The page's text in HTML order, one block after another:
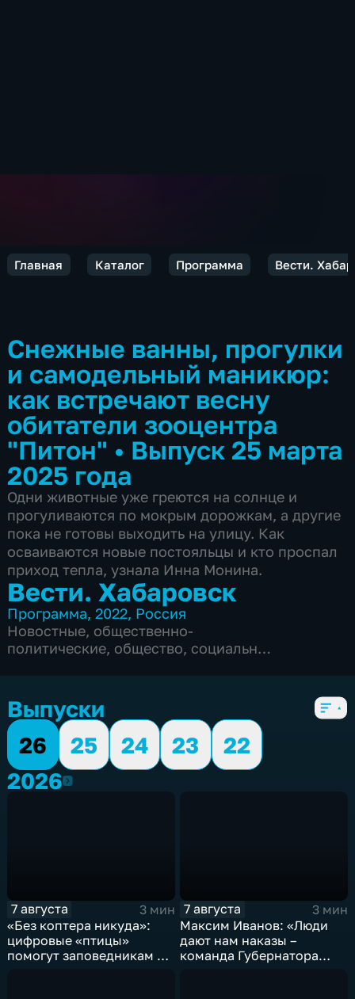
Главная Каталог Программа Вести.
Снежные ванны, прогулки
и самодельный маникюр:
как встречают весну
обитатели зооцентра
"Питон" • Выпуск 25 марта
2025 года
Одни животные уже греются на солнце и
прогуливаются по мокрым дорожкам, а другие
пока не готовы выходить на улицу. Как
осваиваются новые постояльцы и кто проспал
приход тепла, узнала Инна Монина.
Вести. Хабаровск
Программа,2022, Россия
Новостные, общественно-
политические, общество, социально-
Выпуски
26
25 24 23
22
20262026
7 августа
3 мин
«Без коптера никуда»:
цифровые «птицы»
помогут заповедникам в
7 августа
3 мин
Максим Иванов: «Люди
дают нам наказы –
команда Губернатора